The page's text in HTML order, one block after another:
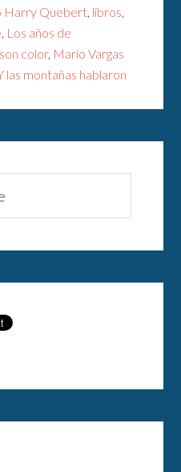
Harry Quebert, libros,
, Los años de
color, Mario Vargas
las montañas hablaron